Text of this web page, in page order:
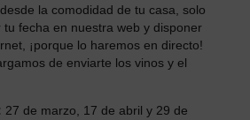
la comodidad de tu casa, solo
tu fecha en nuestra web y disponer
¡porque lo haremos en directo!
de enviarte los vinos y el
27 de marzo, 17 de abril y 29 de